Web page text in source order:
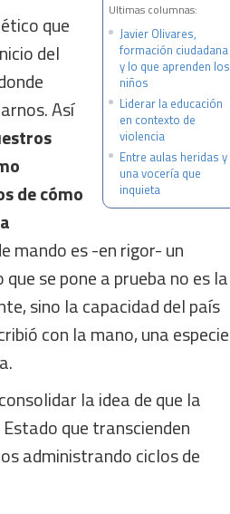
Ultimas columnas:
Javier Olivares,
formación ciudadana
y lo que aprenden los
niños
Liderar la educación
en contexto de
violencia
Entre aulas heridas y
una vocería que
inquieta
que
del
Así
de cómo
mando es -en rigor- un
se pone a prueba no es la
sino la capacidad del país
con la mano, una especie
la idea de que la
que transcienden
administrando ciclos de